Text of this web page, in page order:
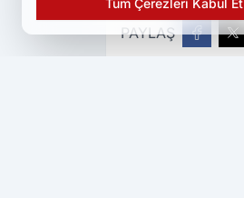
PAYLAŞ
Tüm Çerezleri Kabul Et